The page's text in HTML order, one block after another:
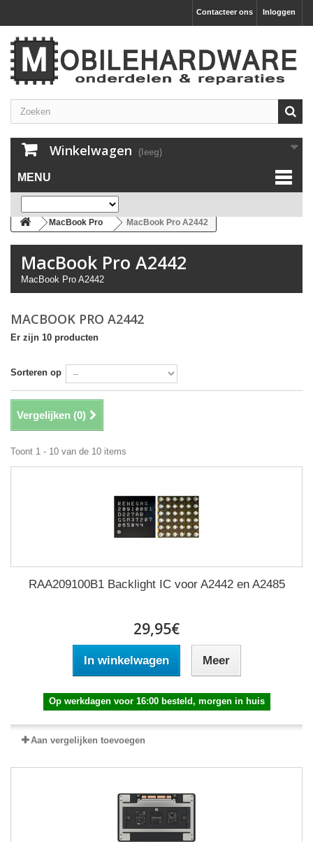
Inloggen
Contacteer ons
Winkelwagen (leeg)
MENU
MacBook Pro MacBook Pro A2442
MacBook Pro A2442
MacBook Pro A2442
MACBOOK PRO A2442
Er zijn 10 producten
Sorteren op
Vergelijken (0)
Toont 1 - 10 van de 10 items
RAA209100B1 Backlight IC voor A2442 en A2485
29,95€
In winkelwagen Meer
Op werkdagen voor 16:00 besteld, morgen in huis
Aan vergelijken toevoegen